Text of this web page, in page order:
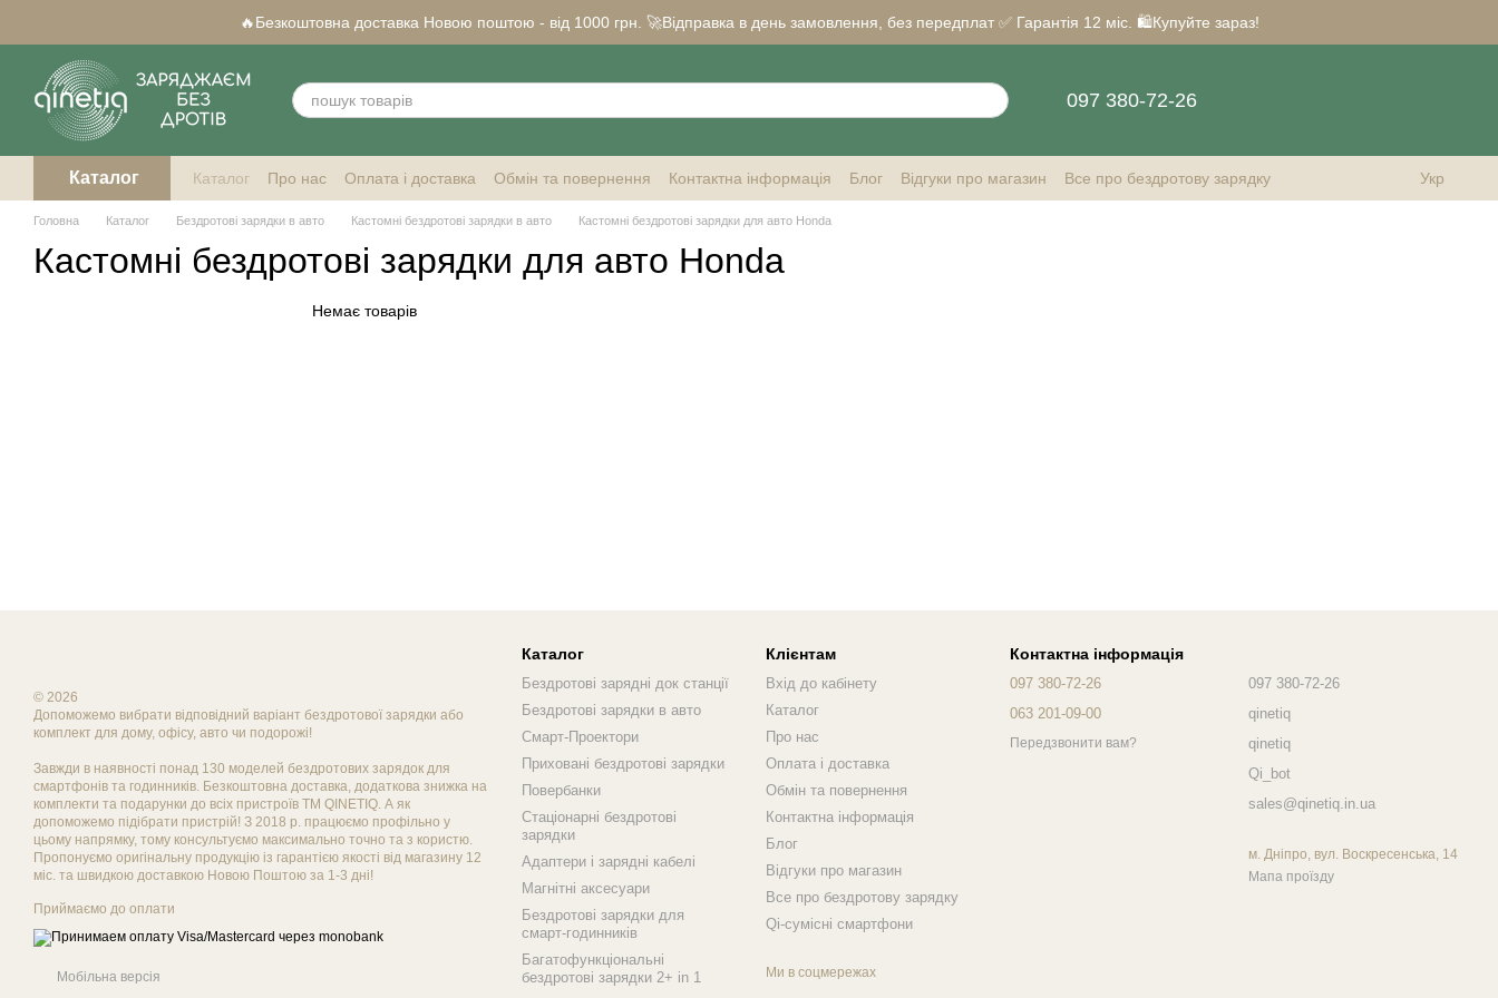
Перейти до основного контенту🔥Безкоштовна доставка Новою поштою - від 1000 грн. 🚀Відправка в день замовлення, без передплат ✅ Гарантія 12 міс. 🛍️Купуйте зараз!
097 380-72-26
Каталог Каталог Про нас Оплата і доставка Обмін та повернення Контактна інформація Блог Відгуки про магазин
Все про бездротову зарядку
Qi-сумісні смартфони
Укр
Головна Каталог Бездротові зарядки в авто Кастомні бездротові зарядки в авто Кастомні бездротові зарядки для авто Honda
Кастомні бездротові зарядки для авто Honda
Немає товарів
© 2026
Допоможемо вибрати відповідний варіант бездротової зарядки або
комплект для дому, офісу, авто чи подорожі!
Завжди в наявності понад 130 моделей бездротових зарядок для
смартфонів та годинників. Безкоштовна доставка, додаткова знижка на
комплекти та подарунки до всіх пристроїв ТМ QINETIQ. А як
допоможемо підібрати пристрій! З 2018 р. працюємо профільно у
цьому напрямку, тому консультуємо максимально точно та з користю.
Пропонуємо оригінальну продукцію із гарантією якості від магазину 12
міс. та швидкою доставкою Новою Поштою за 1-3 дні!
Приймаємо до оплати
Мобільна версія
Каталог
Бездротові зарядні док станції
Бездротові зарядки в авто
Смарт-Проектори
Приховані бездротові зарядки
Повербанки
Стаціонарні бездротові
зарядки
Адаптери і зарядні кабелі
Магнітні аксесуари
Бездротові зарядки для
смарт-годинників
Багатофункціональні
бездротові зарядки 2+ in 1
Клієнтам
Вхід до кабінету
Каталог
Про нас
Оплата і доставка
Обмін та повернення
Контактна інформація
Блог
Відгуки про магазин
Все про бездротову зарядку
Qi-сумісні смартфони
Ми в соцмережах
Контактна інформація
097 380-72-26
063 201-09-00
Передзвонити вам?
097 380-72-26
qinetiq
qinetiq
Qi_bot
sales@qinetiq.in.ua
м. Дніпро, вул. Воскресенська, 14
Мапа проїзду